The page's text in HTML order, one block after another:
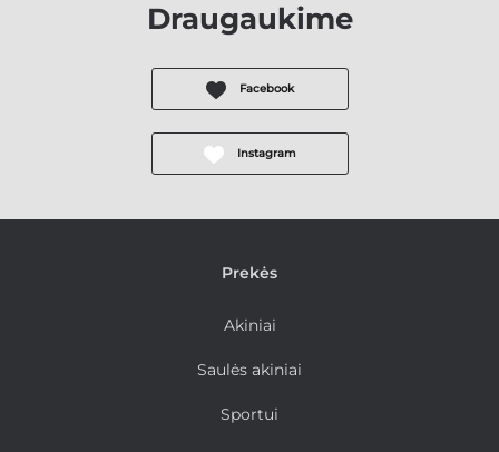
Draugaukime
Facebook
Instagram
Prekės
Akiniai
Saulės akiniai
Sportui